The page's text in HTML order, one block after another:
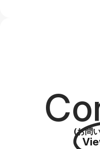
(お問